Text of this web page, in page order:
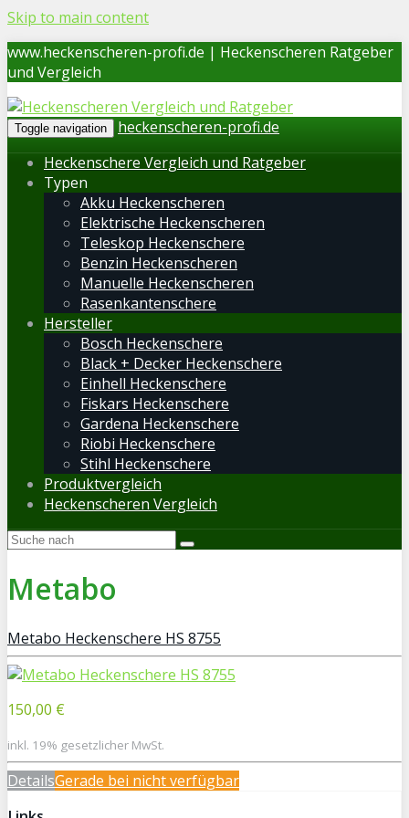
Skip to main content
www.heckenscheren-profi.de | Heckenscheren Ratgeber
und Vergleich
Toggle navigation
heckenscheren-profi.de
Heckenschere Vergleich und Ratgeber
Typen
Akku Heckenscheren
Elektrische Heckenscheren
Teleskop Heckenschere
Benzin Heckenscheren
Manuelle Heckenscheren
Rasenkantenschere
Hersteller
Bosch Heckenschere
Black + Decker Heckenschere
Einhell Heckenschere
Fiskars Heckenschere
Gardena Heckenschere
Riobi Heckenschere
Stihl Heckenschere
Produktvergleich
Heckenscheren Vergleich
Metabo
Metabo Heckenschere HS 8755
150,00 €
inkl. 19% gesetzlicher MwSt.
DetailsGerade bei nicht verfügbar